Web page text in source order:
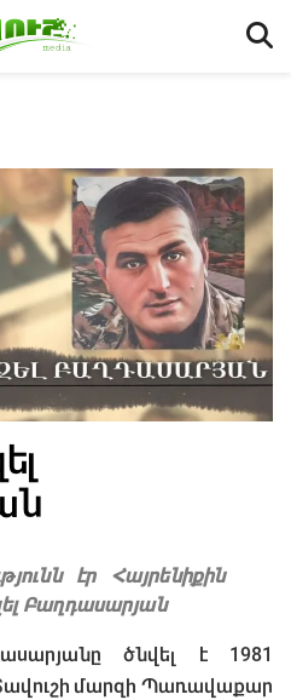
էր Հայրենիքին
Բաղդասարյան
ծնվել է 1981
մարզի Պառավաքար